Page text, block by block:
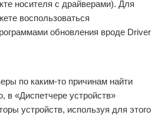
носителя с драйверами). Для
воспользоваться
обновления вроде Driver
по каким-то причинам найти
в «Диспетчере устройств»
устройств, используя для этого